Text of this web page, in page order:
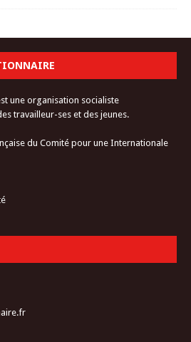
une organisation socialiste
travailleur-ses et des jeunes.
du Comité pour une Internationale